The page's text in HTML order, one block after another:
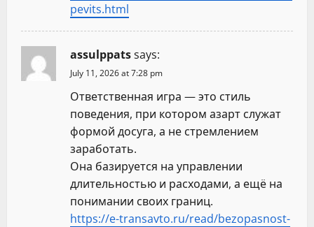
pevits.html
assulppatssays:
July 11, 2026 at 7:28 pm
Ответственная игра — это стиль
поведения, при котором азарт служат
формой досуга, а не стремлением
заработать.
Она базируется на управлении
длительностью и расходами, а ещё на
понимании своих границ.
https://e-transavto.ru/read/bezopasnost-